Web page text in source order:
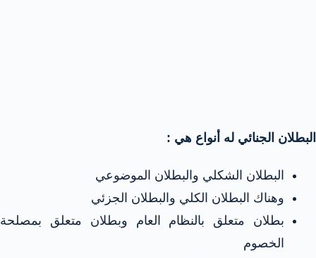
البطلان الجنائي له أنواع هي :
البطلان الشكلي والبطلان الموضوعي
وهناك البطلان الكلي والبطلان الجزئي
بطلان متعلق بالنظام العام وبطلان متعلق بمصلحة
الخصوم